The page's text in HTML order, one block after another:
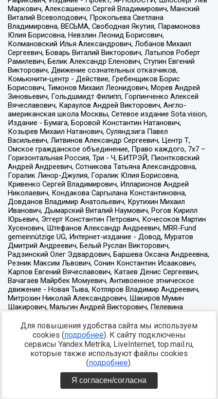
Для повышения удобства сайта мы используем
cookies (подробнее). К сайту подключены
сервисы Yandex.Metrika, LiveInternet, top.mail.ru,
которые также используют файлы cookies
(подробнее).
Я согласен/согласна